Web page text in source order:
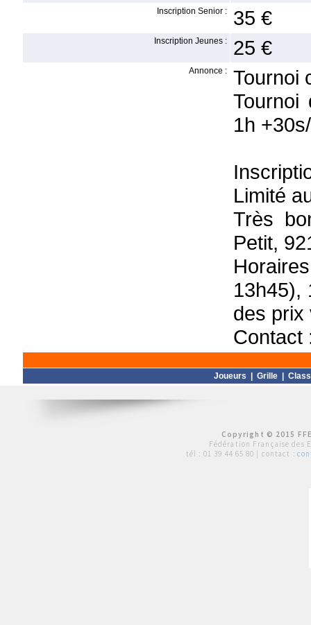
Inscription Senior : 35 €
Inscription Jeunes : 25 €
Annonce :
Tournoi
Tournoi
1h
Limité
Très
Petit,
13h45),
des prix
Contact
Joueurs Grille
Copyright © 2015
Fédération Française des
tél : 01 39 44 65 80 | contact :